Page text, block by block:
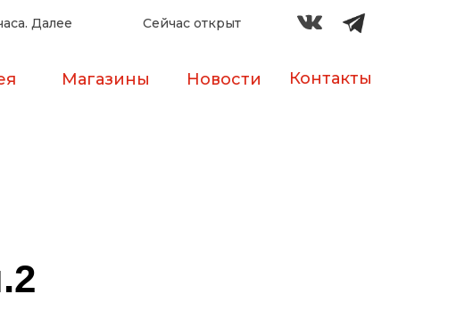
Далее
Сейчас открыт
Магазины Новости Контакты